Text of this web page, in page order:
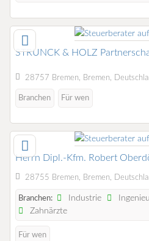
STRUNCK & HOLZ
28757 Bremen, Bremen,
Branchen Für wen
Herrn Dipl.-Kfm. Robert
28755 Bremen, Bremen,
Branchen: Industrie
Zahnärzte
Für wen